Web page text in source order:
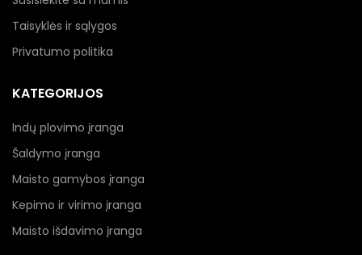
Taisyklės ir sąlygos
Privatumo politika
KATEGORIJOS
Indų plovimo įranga
Šaldymo įranga
Maisto gamybos įranga
Kepimo ir virimo įranga
Maisto išdavimo įranga